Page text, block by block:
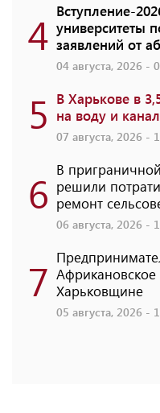
4 Вступление-
университеты
заявлений от
04 августа, 2026 -
5 В Харькове в
на воду и
07 августа, 2026 -
6 В
решили
ремонт
06 августа, 2026 -
7 Харьковщине
05 августа, 2026 -